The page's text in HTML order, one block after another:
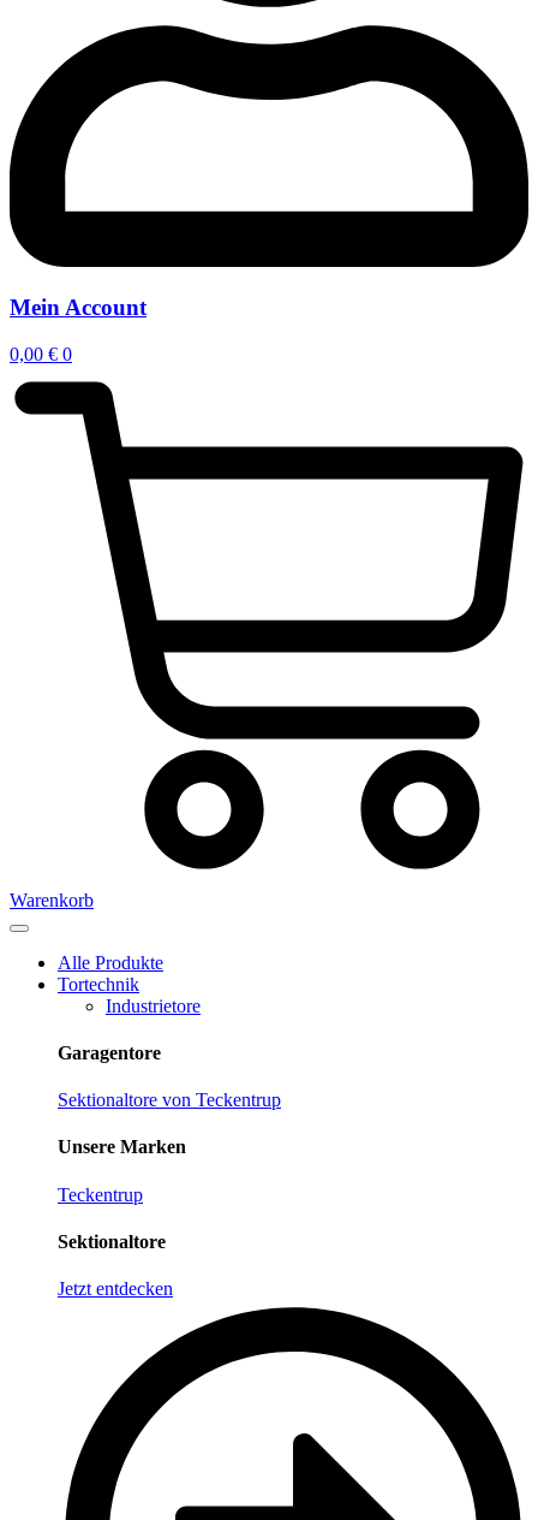
Mein Account
0,00 € 0
Warenkorb
Alle Produkte
Tortechnik
Industrietore
Garagentore
Sektionaltore von Teckentrup
Unsere Marken
Teckentrup
Sektionaltore
Jetzt entdecken